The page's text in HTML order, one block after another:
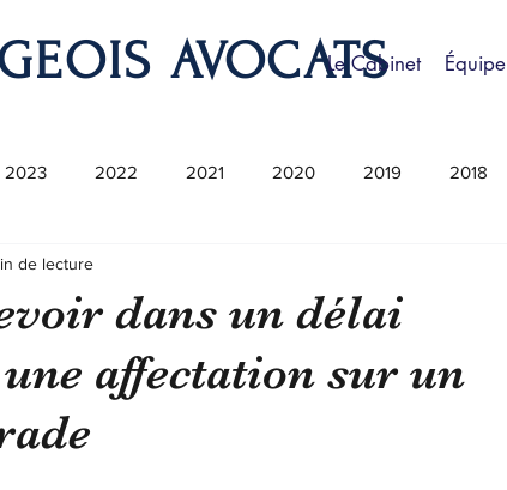
Le Cabinet Équipe
AVOCATS
2023 2022 2021 2020 2019 2018
dans un délai
affectation sur un
de lecture